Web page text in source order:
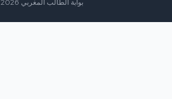
2026 بوابة الطالب المغربي